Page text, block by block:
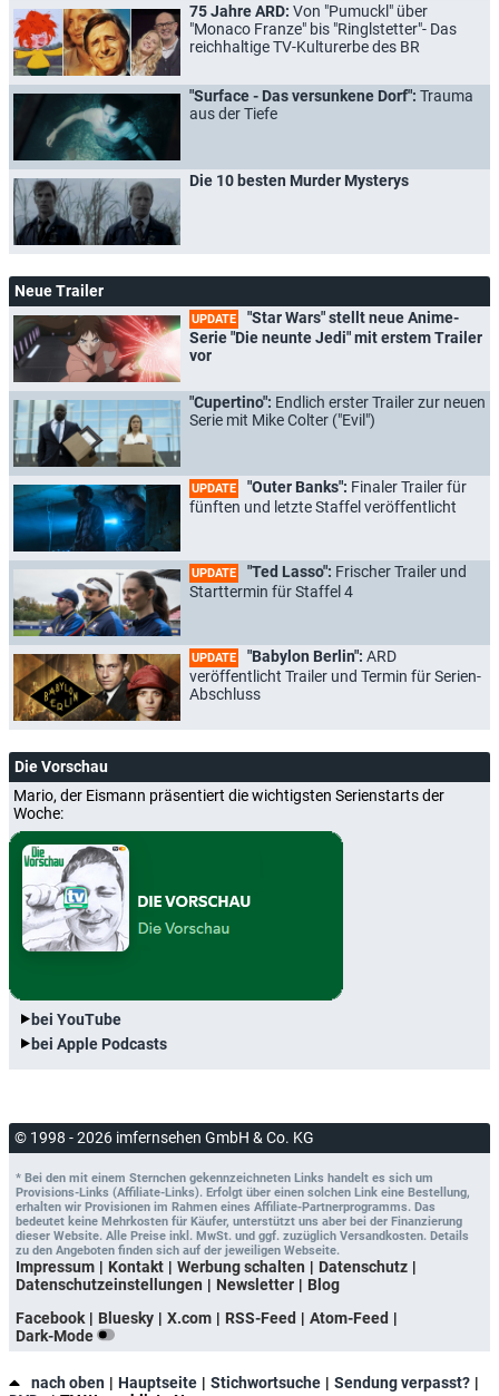
75 Jahre ARD: Von "Pumuckl" über
"Monaco Franze" bis "Ringlstetter"- Das
reichhaltige TV-Kulturerbe des BR
"Surface - Das versunkene Dorf": Trauma
aus der Tiefe
Die 10 besten Murder Mysterys
Neue Trailer
UPDATE
"Star Wars" stellt neue Anime-
Serie "Die neunte Jedi" mit erstem Trailer
vor
"Cupertino": Endlich erster Trailer zur neuen
Serie mit Mike Colter ("Evil")
UPDATE "Outer Banks": Finaler Trailer für
fünften und letzte Staffel veröffentlicht
UPDATE "Ted Lasso": Frischer Trailer und
Starttermin für Staffel 4
UPDATE "Babylon Berlin": ARD
veröffentlicht Trailer und Termin für Serien-
Abschluss
Die Vorschau
Mario, der Eismann präsentiert die wichtigsten Serienstarts der
Woche:
bei YouTube
bei Apple Podcasts
© 1998 - 2026 imfernsehen GmbH & Co. KG
* Bei den mit einem Sternchen gekennzeichneten Links handelt es sich um
Provisions-Links (Affiliate-Links). Erfolgt über einen solchen Link eine Bestellung,
erhalten wir Provisionen im Rahmen eines Affiliate-Partnerprogramms. Das
bedeutet keine Mehrkosten für Käufer, unterstützt uns aber bei der Finanzierung
dieser Website. Alle Preise inkl. MwSt. und ggf. zuzüglich Versandkosten. Details
zu den Angeboten finden sich auf der jeweiligen Webseite.
Impressum Kontakt Werbung schalten
Datenschutz
Datenschutzeinstellungen
Newsletter
Blog
Facebook
Bluesky X.com RSS-Feed
Atom-Feed
Dark-Mode
nach oben Hauptseite Stichwortsuche
Sendung verpasst?